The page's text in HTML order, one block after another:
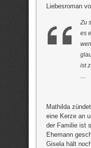
Liebesroman
Zu
es
ist
…
Mathilda
eine Kerze an
der Familie ist
Ehemann
Gisela hält